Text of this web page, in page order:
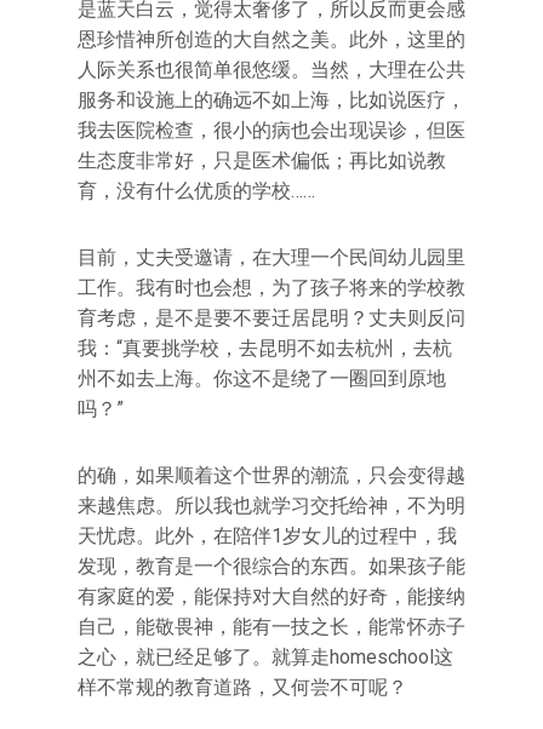
是蓝天白云，觉得太奢侈了，所以反而更会感
恩珍惜神所创造的大自然之美。此外，这里的
人际关系也很简单很悠缓。当然，大理在公共
服务和设施上的确远不如上海，比如说医疗，
我去医院检查，很小的病也会出现误诊，但医
生态度非常好，只是医术偏低；再比如说教
育，没有什么优质的学校……
目前，丈夫受邀请，在大理一个民间幼儿园里
工作。我有时也会想，为了孩子将来的学校教
育考虑，是不是要不要迁居昆明？丈夫则反问
我：“真要挑学校，去昆明不如去杭州，去杭
州不如去上海。你这不是绕了一圈回到原地
吗？”
的确，如果顺着这个世界的潮流，只会变得越
来越焦虑。所以我也就学习交托给神，不为明
天忧虑。此外，在陪伴1岁女儿的过程中，我
发现，教育是一个很综合的东西。如果孩子能
有家庭的爱，能保持对大自然的好奇，能接纳
自己，能敬畏神，能有一技之长，能常怀赤子
之心，就已经足够了。就算走homeschool这
样不常规的教育道路，又何尝不可呢？